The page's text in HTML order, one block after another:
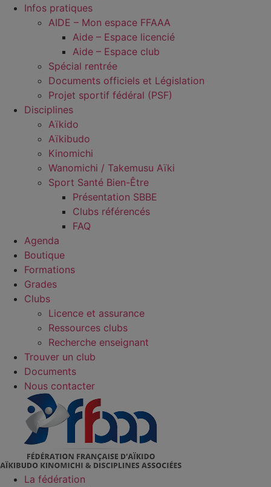
Infos pratiques
AIDE – Mon espace FFAAA
Aide – Espace licencié
Aide – Espace club
Spécial rentrée
Documents officiels et Législation
Projet sportif fédéral (PSF)
Disciplines
Aïkido
Aïkibudo
Kinomichi
Wanomichi / Takemusu Aïki
Sport Santé Bien-Être
Présentation SBBE
Clubs référencés
FAQ
Agenda
Boutique
Formations
Grades
Clubs
Licence et assurance
Ressources clubs
Recherche enseignant
Trouver un club
Documents
Nous contacter
La fédération